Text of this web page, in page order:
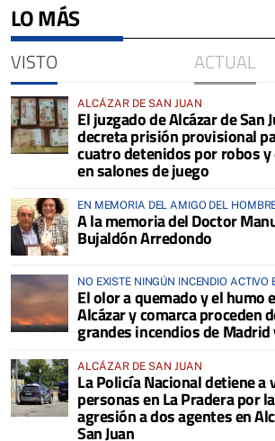
LO MÁS
VISTO ACTUAL
ALCÁZAR DE SAN JUAN
El juzgado de Alcázar de San
decreta prisión provisional
cuatro detenidos por robos y
en salones de juego
EN MEMORIA DEL AMIGO DEL
ANIMALES
A la memoria del Doctor
Bujaldón Arredondo
NO EXISTE NINGÚN INCENDIO ACTIVO
COMARCA
El olor a quemado y el humo
Alcázar y comarca proceden
grandes incendios de Madrid
ALCÁZAR DE SAN JUAN
La Policía Nacional detiene a
personas en La Pradera por la
agresión a dos agentes en
San Juan